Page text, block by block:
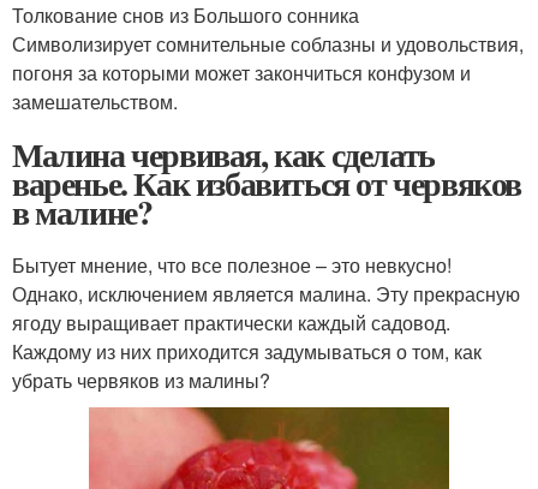
Толкование снов из Большого сонника
Символизирует сомнительные соблазны и удовольствия,
погоня за которыми может закончиться конфузом и
замешательством.
Малина червивая, как сделать
варенье. Как избавиться от червяков
в малине?
Бытует мнение, что все полезное – это невкусно!
Однако, исключением является малина. Эту прекрасную
ягоду выращивает практически каждый садовод.
Каждому из них приходится задумываться о том, как
убрать червяков из малины?